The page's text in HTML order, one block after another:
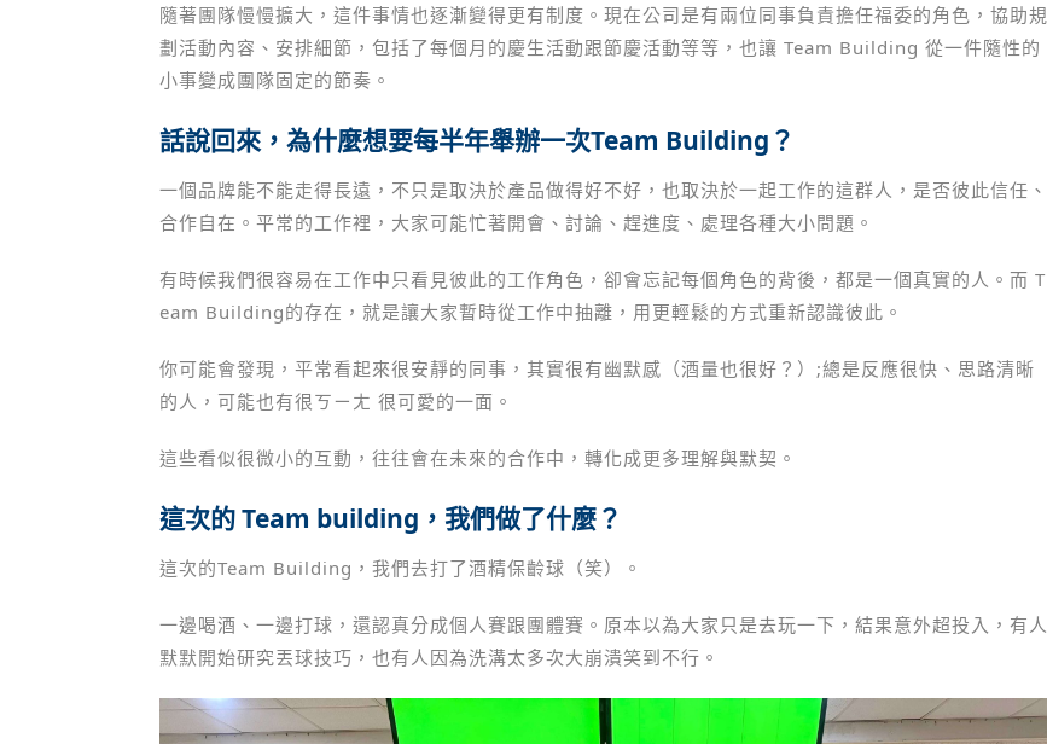
隨著團隊慢慢擴大，這件事情也逐漸變得更有制度。現在公司是有兩位同事負責擔任福委的角色，協助規
劃活動內容、安排細節，包括了每個月的慶生活動跟節慶活動等等，也讓 Team Building 從一件隨性的
小事變成團隊固定的節奏。
話說回來，為什麼想要每半年舉辦一次Team Building？
一個品牌能不能走得長遠，不只是取決於產品做得好不好，也取決於一起工作的這群人，是否彼此信任、
合作自在。平常的工作裡，大家可能忙著開會、討論、趕進度、處理各種大小問題。
有時候我們很容易在工作中只看見彼此的工作角色，卻會忘記每個角色的背後，都是一個真實的人。而 T
eam Building的存在，就是讓大家暫時從工作中抽離，用更輕鬆的方式重新認識彼此。
你可能會發現，平常看起來很安靜的同事，其實很有幽默感（酒量也很好？）;總是反應很快、思路清晰
的人，可能也有很ㄎㄧㄤ 很可愛的一面。
這些看似很微小的互動，往往會在未來的合作中，轉化成更多理解與默契。
這次的 Team building，我們做了什麼？
這次的Team Building，我們去打了酒精保齡球（笑）。
一邊喝酒、一邊打球，還認真分成個人賽跟團體賽。原本以為大家只是去玩一下，結果意外超投入，有人
默默開始研究丟球技巧，也有人因為洗溝太多次大崩潰笑到不行。